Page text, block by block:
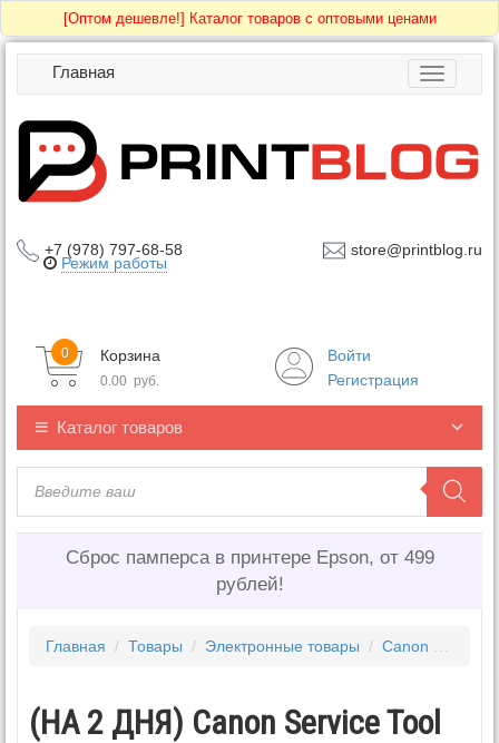
[Оптом дешевле!] Каталог товаров с оптовыми ценами
Toggle
Главная
+7 (978) 797-68-58 store@printblog.ru
Режим работы
Корзина
0
0.00 руб.
Войти
Регистрация
Каталог товаров
Сброс памперса в принтере Epson, от 499
рублей!
Главная / Товары / Электронные товары / Canon service tool
(НА 2 ДНЯ) Canon Service Tool